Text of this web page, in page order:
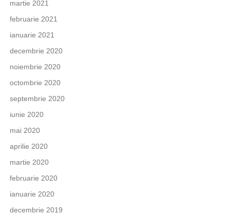
martie 2021
februarie 2021
ianuarie 2021
decembrie 2020
noiembrie 2020
octombrie 2020
septembrie 2020
iunie 2020
mai 2020
aprilie 2020
martie 2020
februarie 2020
ianuarie 2020
decembrie 2019